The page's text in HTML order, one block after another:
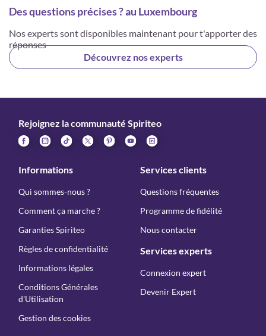
Des questions précises ? au Luxembourg
Nos experts sont disponibles maintenant pour t'apporter des
réponses
Découvrez nos experts
Rejoignez la communauté Spiriteo
Informations
Qui sommes-nous ?
Comment ça marche ?
Garanties Spiriteo
Règles de confidentialité
Informations légales
Conditions Générales
d'Utilisation
Gestion des cookies
Services clients
Questions fréquentes
Programme de fidélité
Nous contacter
Services experts
Connexion expert
Devenir Expert